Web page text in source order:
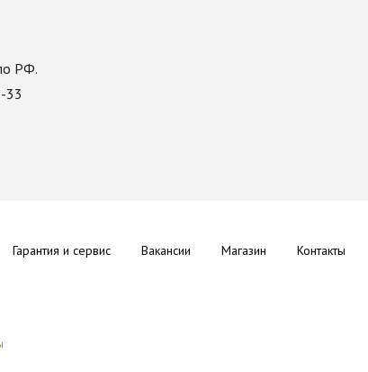
РФ.
33
Гарантия и сервис Вакансии Магазин Контакты